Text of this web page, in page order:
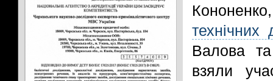
технічних
Валова
взяли